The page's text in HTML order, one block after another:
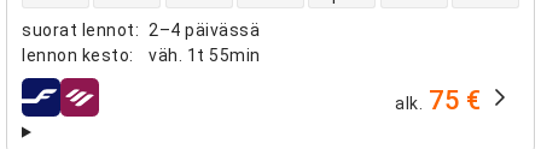
suorat lennot: 2–4 päivässä
lennon kesto: väh. 1t 55min
lentoyhtiöt alk. 75 €